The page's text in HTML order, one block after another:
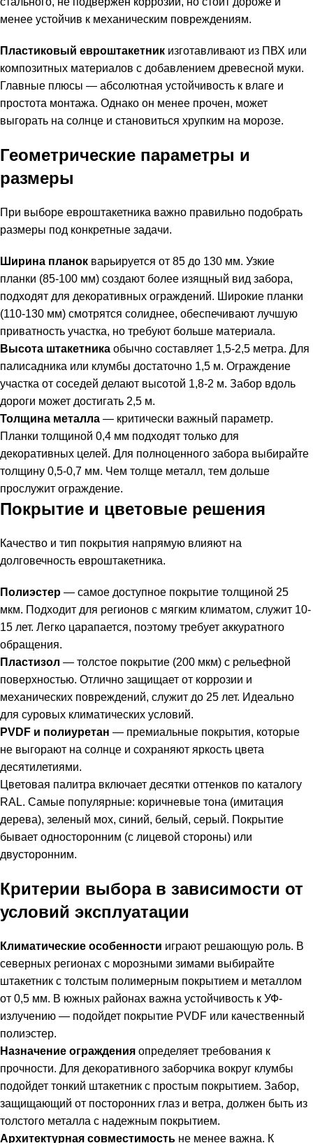
менее устойчив к механическим повреждениям.
Пластиковый евроштакетник изготавливают из ПВХ или
композитных материалов с добавлением древесной муки.
Главные плюсы — абсолютная устойчивость к влаге и
простота монтажа. Однако он менее прочен, может
выгорать на солнце и становиться хрупким на морозе.
Геометрические параметры и
размеры
При выборе евроштакетника важно правильно подобрать
размеры под конкретные задачи.
Ширина планок варьируется от 85 до 130 мм. Узкие
планки (85-100 мм) создают более изящный вид забора,
подходят для декоративных ограждений. Широкие планки
(110-130 мм) смотрятся солиднее, обеспечивают лучшую
приватность участка, но требуют больше материала.
Высота штакетника обычно составляет 1,5-2,5 метра. Для
палисадника или клумбы достаточно 1,5 м. Ограждение
участка от соседей делают высотой 1,8-2 м. Забор вдоль
дороги может достигать 2,5 м.
Толщина металла — критически важный параметр.
Планки толщиной 0,4 мм подходят только для
декоративных целей. Для полноценного забора выбирайте
толщину 0,5-0,7 мм. Чем толще металл, тем дольше
прослужит ограждение.
Покрытие и цветовые решения
Качество и тип покрытия напрямую влияют на
долговечность евроштакетника.
Полиэстер — самое доступное покрытие толщиной 25
мкм. Подходит для регионов с мягким климатом, служит 10-
15 лет. Легко царапается, поэтому требует аккуратного
обращения.
Пластизол — толстое покрытие (200 мкм) с рельефной
поверхностью. Отлично защищает от коррозии и
механических повреждений, служит до 25 лет. Идеально
для суровых климатических условий.
PVDF и полиуретан — премиальные покрытия, которые
не выгорают на солнце и сохраняют яркость цвета
десятилетиями.
Цветовая палитра включает десятки оттенков по каталогу
RAL. Самые популярные: коричневые тона (имитация
дерева), зеленый мох, синий, белый, серый. Покрытие
бывает односторонним (с лицевой стороны) или
двусторонним.
Критерии выбора в зависимости от
условий эксплуатации
Климатические особенности играют решающую роль. В
северных регионах с морозными зимами выбирайте
штакетник с толстым полимерным покрытием и металлом
от 0,5 мм. В южных районах важна устойчивость к УФ-
излучению — подойдет покрытие PVDF или качественный
полиэстер.
Назначение ограждения определяет требования к
прочности. Для декоративного заборчика вокруг клумбы
подойдет тонкий штакетник с простым покрытием. Забор,
защищающий от посторонних глаз и ветра, должен быть из
толстого металла с надежным покрытием.
Архитектурная совместимость не менее важна. К